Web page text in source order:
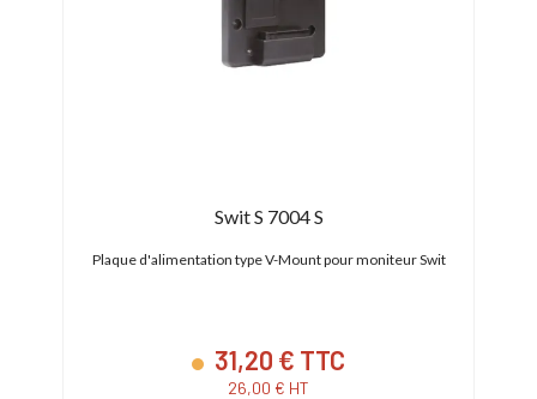
Swit S 7004 S
Plaque d'alimentation type V-Mount pour moniteur Swit
31,20 € TTC
26,00 € HT